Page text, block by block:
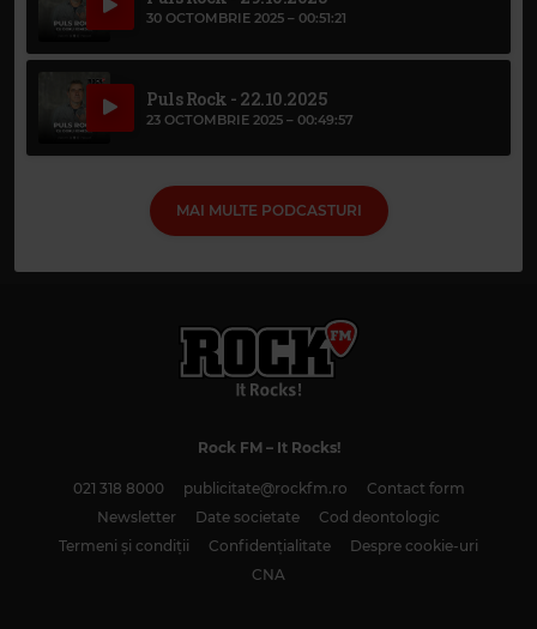
30 OCTOMBRIE 2025 – 00:51:21
Puls Rock - 22.10.2025
23 OCTOMBRIE 2025 – 00:49:57
MAI MULTE PODCASTURI
Rock FM– It Rocks!
021 318 8000 publicitate@rockfm.ro
Contact form
Newsletter
Date societate
Cod deontologic
Termeni și condiții
Confidențialitate
Despre cookie-uri
CNA